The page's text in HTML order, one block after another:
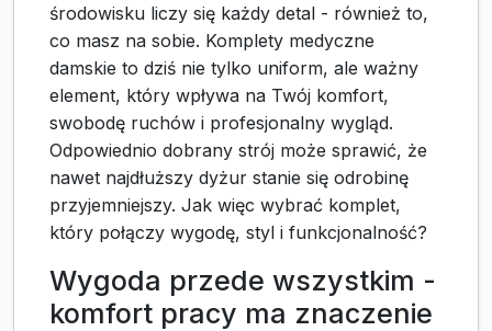
środowisku liczy się każdy detal - również to,
co masz na sobie. Komplety medyczne
damskie to dziś nie tylko uniform, ale ważny
element, który wpływa na Twój komfort,
swobodę ruchów i profesjonalny wygląd.
Odpowiednio dobrany strój może sprawić, że
nawet najdłuższy dyżur stanie się odrobinę
przyjemniejszy. Jak więc wybrać komplet,
który połączy wygodę, styl i funkcjonalność?
Wygoda przede wszystkim -
komfort pracy ma znaczenie